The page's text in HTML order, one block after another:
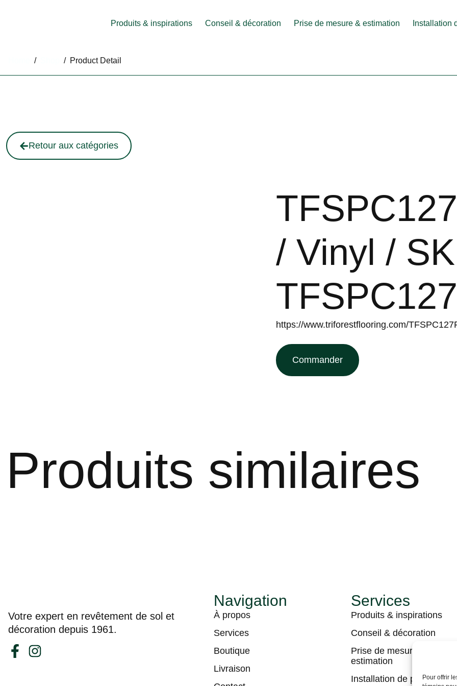
Pour offrir
Produits & inspirations Conseil & décoration Prise de mesure & estimation Installation
/ / Product Detail
Retour aux catégories
/ Vinyl /
https://www.triforestflooring.com/
Commander
Produits similaires
Votre expert en revêtement de sol et
décoration depuis 1961.
Navigation
À propos
Services
Boutique
Livraison
Services
Produits & inspirations
Conseil & décoration
Prise de mesures &
estimation
Installation de plancher